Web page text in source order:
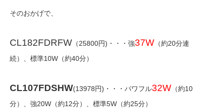
そのおかげで、
CL182FDRFW （25800円)・・・強37W （約20分連
続）、標準10W（約40分）
CL107FDSHW(13978円)・・・パワフル32W （約10
分）、強20W（約12分）、標準5W（約25分）